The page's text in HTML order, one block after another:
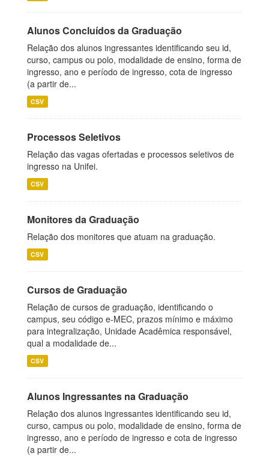
Alunos Concluídos da Graduação
Relação dos alunos ingressantes identificando seu id,
curso, campus ou polo, modalidade de ensino, forma de
ingresso, ano e período de ingresso, cota de ingresso
(a partir de...
CSV
Processos Seletivos
Relação das vagas ofertadas e processos seletivos de
ingresso na Unifei.
CSV
Monitores da Graduação
Relação dos monitores que atuam na graduação.
CSV
Cursos de Graduação
Relação de cursos de graduação, identificando o
campus, seu código e-MEC, prazos mínimo e máximo
para integralização, Unidade Acadêmica responsável,
qual a modalidade de...
CSV
Alunos Ingressantes na Graduação
Relação dos alunos ingressantes identificando seu id,
curso, campus ou polo, modalidade de ensino, forma de
ingresso, ano e período de ingresso e cota de ingresso
(a partir de...